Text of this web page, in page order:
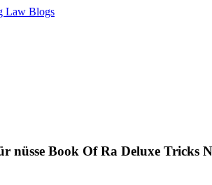
Law Blogs
nüsse Book Of Ra Deluxe